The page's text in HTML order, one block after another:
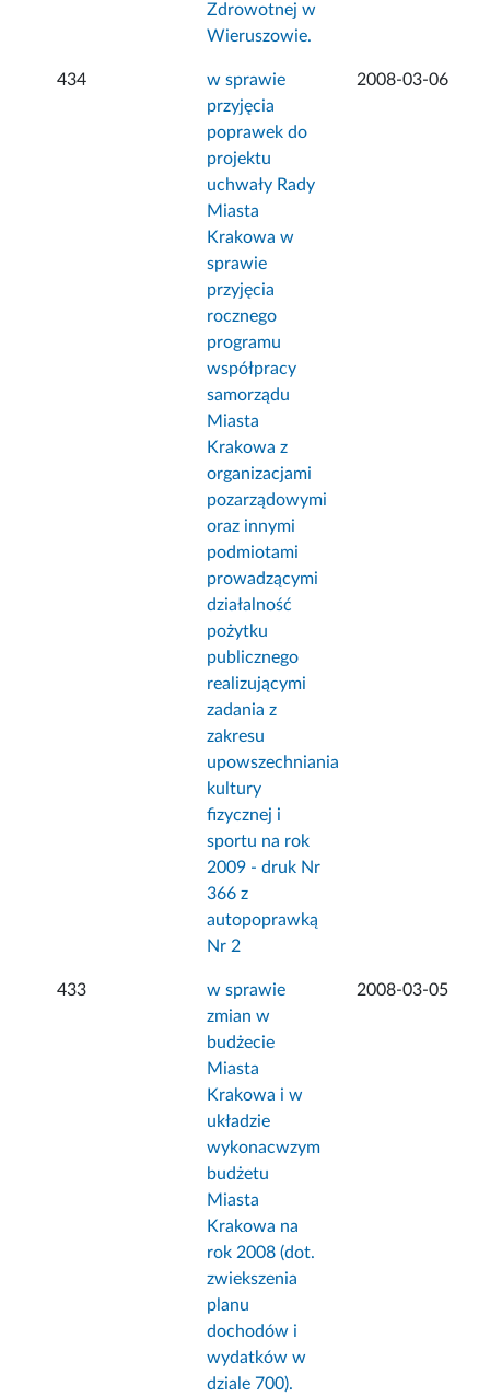
Zdrowotnej w
Wieruszowie.
434
w sprawie
przyjęcia
poprawek do
projektu
uchwały Rady
Miasta
Krakowa w
sprawie
przyjęcia
rocznego
programu
współpracy
samorządu
Miasta
Krakowa z
organizacjami
pozarządowymi
oraz innymi
podmiotami
prowadzącymi
działalność
pożytku
publicznego
realizującymi
zadania z
zakresu
upowszechniania
kultury
fizycznej i
sportu na rok
2009 - druk Nr
366 z
autopoprawką
Nr 2
2008-03-06
433
w sprawie
zmian w
budżecie
Miasta
Krakowa i w
układzie
wykonacwzym
budżetu
Miasta
Krakowa na
rok 2008 (dot.
zwiekszenia
planu
dochodów i
wydatków w
dziale 700).
2008-03-05